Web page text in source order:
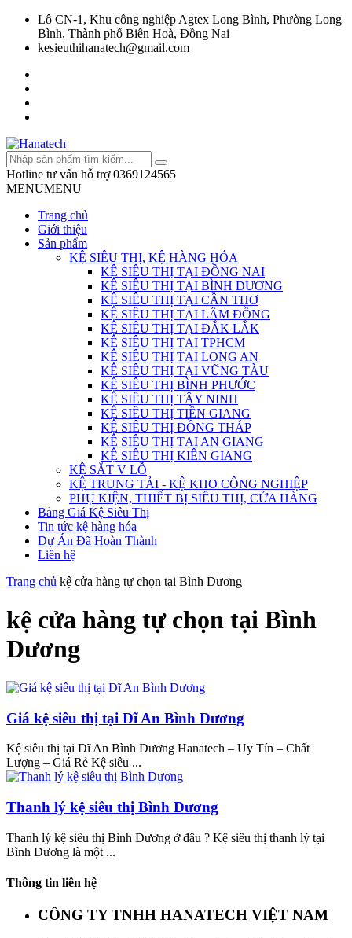
Lô CN-1, Khu công nghiệp Agtex Long Bình, Phường Long
Bình, Thành phố Biên Hoà, Đồng Nai
kesieuthihanatech@gmail.com
Hotline tư vấn hỗ trợ 0369124565
MENUMENU
Trang chủ
Giới thiệu
Sản phẩm
KỆ SIÊU THỊ, KỆ HÀNG HÓA
KỆ SIÊU THỊ TẠI ĐỒNG NAI
KỆ SIÊU THỊ TẠI BÌNH DƯƠNG
KỆ SIÊU THỊ TẠI CẦN THƠ
KỆ SIÊU THỊ TẠI LÂM ĐỒNG
KỆ SIÊU THỊ TẠI ĐẮK LẮK
KỆ SIÊU THỊ TẠI TPHCM
KỆ SIÊU THỊ TẠI LONG AN
KỆ SIÊU THỊ TẠI VŨNG TÀU
KỆ SIÊU THỊ BÌNH PHƯỚC
KỆ SIÊU THỊ TÂY NINH
KỆ SIÊU THỊ TIỀN GIANG
KỆ SIÊU THỊ ĐỒNG THÁP
KỆ SIÊU THỊ TẠI AN GIANG
KỆ SIÊU THỊ KIÊN GIANG
KỆ SẮT V LỖ
KỆ TRUNG TẢI - KỆ KHO CÔNG NGHIỆP
PHỤ KIỆN, THIẾT BỊ SIÊU THỊ, CỬA HÀNG
Bảng Giá Kệ Siêu Thị
Tin tức kệ hàng hóa
Dự Án Đã Hoàn Thành
Liên hệ
Trang chủ kệ cửa hàng tự chọn tại Bình Dương
kệ cửa hàng tự chọn tại Bình
Dương
Giá kệ siêu thị tại Dĩ An Bình Dương
Kệ siêu thị tại Dĩ An Bình Dương Hanatech – Uy Tín – Chất
Lượng – Giá Rẻ Kệ siêu ...
Thanh lý kệ siêu thị Bình Dương
Thanh lý kệ siêu thị Bình Dương ở đâu ? Kệ siêu thị thanh lý tại
Bình Dương là một ...
Thông tin liên hệ
CÔNG TY TNHH HANATECH VIỆT NAM